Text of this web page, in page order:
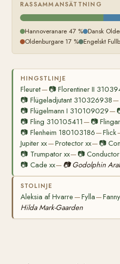
RASSAMMANSÄTTNING
Hannoveranare 47 % Dansk
Oldenburgare 17 % Engelskt
HINGSTLINJE
Fleuret— 📷Florentiner II
📷 Flügeladjutant 310326938—
📷 Flügelmann I 310109029—
📷 Fling 310105411 — 📷
📷 Flenheim 180103186—Flick
Jupiter xx—Protector xx— 📷
📷 Trumpator xx— 📷
📷 Cade xx— 📷 Godolphin
STOLINJE
Aleksia af Hvarre —Fylla—
Hilda Mark-Gaarden